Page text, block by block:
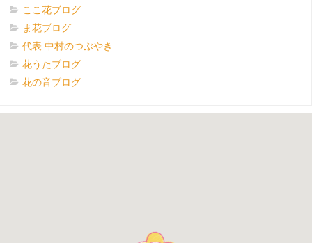
ここ花ブログ
ま花ブログ
代表 中村のつぶやき
花うたブログ
花の音ブログ